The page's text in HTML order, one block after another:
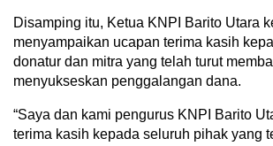
Disamping itu, Ketua KNPI Barito Utara
menyampaikan ucapan terima kasih
donatur dan mitra yang telah turut
menyukseskan penggalangan dana.
“Saya dan kami pengurus KNPI Barito
terima kasih kepada seluruh pihak yang